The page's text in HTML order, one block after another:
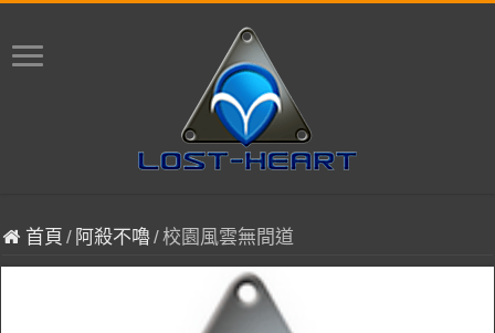
首頁 / 阿殺不嚕/校園風雲無間道